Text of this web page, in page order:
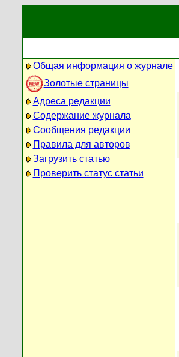
Общая информация о журнале
Золотые страницы
Адреса редакции
Содержание журнала
Сообщения редакции
Правила для авторов
Загрузить статью
Проверить статус статьи